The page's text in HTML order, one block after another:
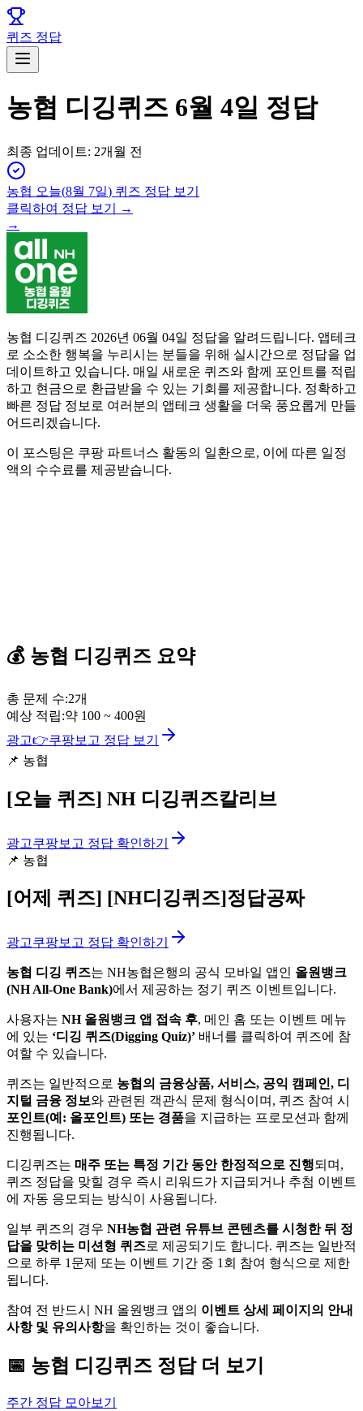
퀴즈 정답
농협 디깅퀴즈 6월 4일 정답
최종 업데이트: 2개월 전
농협 오늘(8월 7일) 퀴즈 정답 보기
클릭하여 정답 보기 →
→
농협 디깅퀴즈 2026년 06월 04일 정답을 알려드립니다. 앱테크
로 소소한 행복을 누리시는 분들을 위해 실시간으로 정답을 업
데이트하고 있습니다. 매일 새로운 퀴즈와 함께 포인트를 적립
하고 현금으로 환급받을 수 있는 기회를 제공합니다. 정확하고
빠른 정답 정보로 여러분의 앱테크 생활을 더욱 풍요롭게 만들
어드리겠습니다.
이 포스팅은 쿠팡 파트너스 활동의 일환으로, 이에 따른 일정
액의 수수료를 제공받습니다.
💰 농협 디깅퀴즈 요약
총 문제 수:2개
예상 적립:약 100 ~ 400원
광고👉쿠팡보고 정답 보기
📌 농협
[오늘 퀴즈] NH 디깅퀴즈칼리브
광고쿠팡보고 정답 확인하기
📌 농협
[어제 퀴즈] [NH디깅퀴즈]정답공짜
광고쿠팡보고 정답 확인하기
농협 디깅 퀴즈는 NH농협은행의 공식 모바일 앱인 올원뱅크
(NH All-One Bank)에서 제공하는 정기 퀴즈 이벤트입니다.
사용자는 NH 올원뱅크 앱 접속 후, 메인 홈 또는 이벤트 메뉴
에 있는 ‘디깅 퀴즈(Digging Quiz)’ 배너를 클릭하여 퀴즈에 참
여할 수 있습니다.
퀴즈는 일반적으로 농협의 금융상품, 서비스, 공익 캠페인, 디
지털 금융 정보와 관련된 객관식 문제 형식이며, 퀴즈 참여 시
포인트(예: 올포인트) 또는 경품을 지급하는 프로모션과 함께
진행됩니다.
디깅퀴즈는 매주 또는 특정 기간 동안 한정적으로 진행되며,
퀴즈 정답을 맞힐 경우 즉시 리워드가 지급되거나 추첨 이벤트
에 자동 응모되는 방식이 사용됩니다.
일부 퀴즈의 경우 NH농협 관련 유튜브 콘텐츠를 시청한 뒤 정
답을 맞히는 미션형 퀴즈로 제공되기도 합니다. 퀴즈는 일반적
으로 하루 1문제 또는 이벤트 기간 중 1회 참여 형식으로 제한
됩니다.
참여 전 반드시 NH 올원뱅크 앱의 이벤트 상세 페이지의 안내
사항 및 유의사항을 확인하는 것이 좋습니다.
📅 농협 디깅퀴즈 정답 더 보기
주간 정답 모아보기